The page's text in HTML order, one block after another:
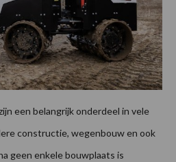
een belangrijk onderdeel in vele
constructie, wegenbouw en ook
geen enkele bouwplaats is